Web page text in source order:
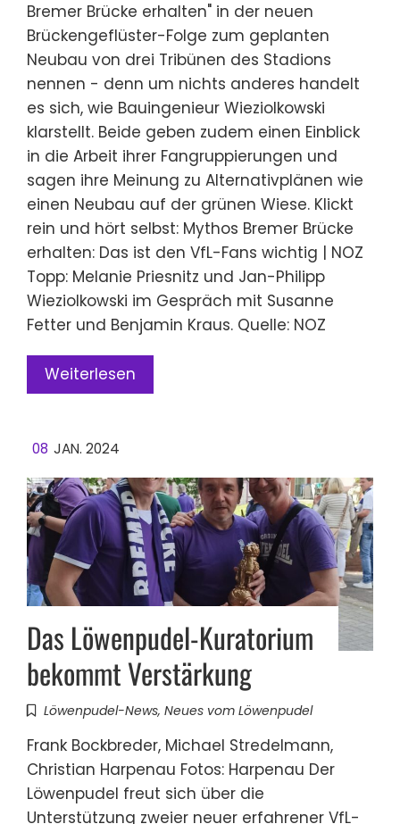
Bremer Brücke erhalten" in der neuen
Brückengeflüster-Folge zum geplanten
Neubau von drei Tribünen des Stadions
nennen - denn um nichts anderes handelt
es sich, wie Bauingenieur Wieziolkowski
klarstellt. Beide geben zudem einen Einblick
in die Arbeit ihrer Fangruppierungen und
sagen ihre Meinung zu Alternativplänen wie
einen Neubau auf der grünen Wiese. Klickt
rein und hört selbst: Mythos Bremer Brücke
erhalten: Das ist den VfL-Fans wichtig | NOZ
Topp: Melanie Priesnitz und Jan-Philipp
Wieziolkowski im Gespräch mit Susanne
Fetter und Benjamin Kraus. Quelle: NOZ
Weiterlesen
08 JAN. 2024
Das Löwenpudel-Kuratorium
bekommt Verstärkung
Löwenpudel-News, Neues vom Löwenpudel
Frank Bockbreder, Michael Stredelmann,
Christian Harpenau Fotos: Harpenau Der
Löwenpudel freut sich über die
Unterstützung zweier neuer erfahrener VfL-